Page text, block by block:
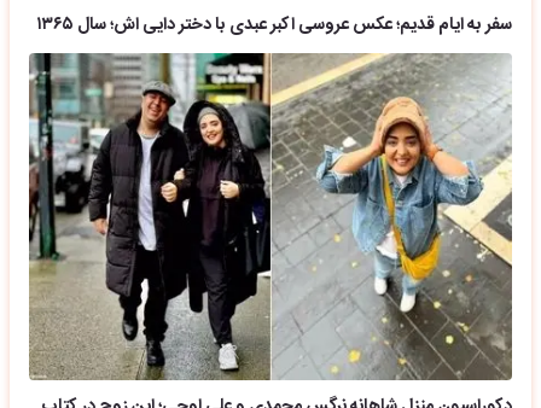
سفر به ایام قدیم؛ عکس عروسی اکبر عبدی با دختر دایی اش؛ سال ۱۳۶۵